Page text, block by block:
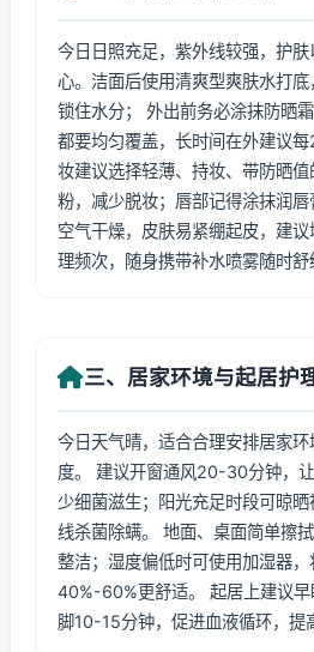
今日日照充足，紫外线较强，护
心。洁面后使用清爽型爽肤水打
锁住水分； 外出前务必涂抹防晒
都要均匀覆盖，长时间在外建议
妆建议选择轻薄、持妆、带防晒
粉，减少脱妆；唇部记得涂抹润唇
空气干燥，皮肤易紧绷起皮，建
理频次，随身携带补水喷雾随时舒
三、居家环境与起居护
今日天气晴，适合合理安排居家
度。 建议开窗通风20-30分钟，
少细菌滋生；阳光充足时段可晾
线杀菌除螨。 地面、桌面简单擦
整洁；湿度偏低时可使用加湿器
40%-60%更舒适。 起居上建议
脚10-15分钟，促进血液循环，提